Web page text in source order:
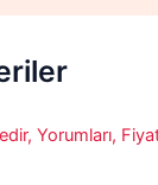
Yorumları,